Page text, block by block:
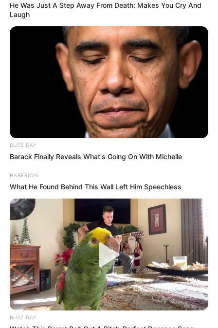
He Was Just A Step Away From Death: Makes You Cry And
Laugh
BUZZ DAY
Barack Finally Reveals What's Going On With Michelle
HABERION
What He Found Behind This Wall Left Him Speechless
BUZZ DAY